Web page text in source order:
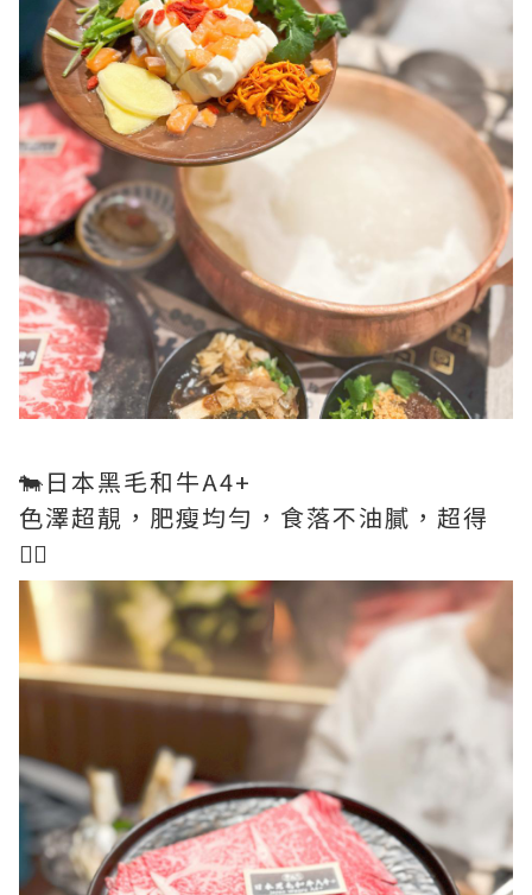
🐄日本黑毛和牛A4+
色澤超靚，肥瘦均勻，食落不油膩，超得
👍🏻